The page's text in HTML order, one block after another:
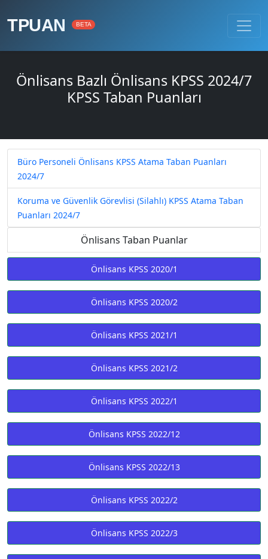
TPUAN BETA
Önlisans Bazlı Önlisans KPSS 2024/7
KPSS Taban Puanları
Büro Personeli Önlisans KPSS Atama Taban Puanları
2024/7
Koruma ve Güvenlik Görevlisi (Silahlı) KPSS Atama Taban
Puanları 2024/7
Önlisans Taban Puanlar
Önlisans KPSS 2020/1
Önlisans KPSS 2020/2
Önlisans KPSS 2021/1
Önlisans KPSS 2021/2
Önlisans KPSS 2022/1
Önlisans KPSS 2022/12
Önlisans KPSS 2022/13
Önlisans KPSS 2022/2
Önlisans KPSS 2022/3